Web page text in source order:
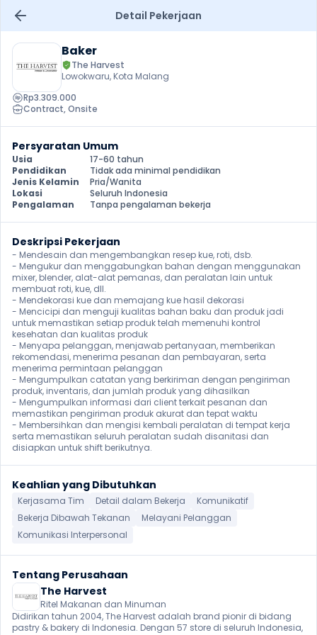
Detail Pekerjaan
Baker
The Harvest
Lowokwaru, Kota Malang
Rp3.309.000
Contract, Onsite
Persyaratan Umum
Usia
17-60 tahun
Pendidikan
Tidak ada minimal pendidikan
Jenis Kelamin
Pria/Wanita
Lokasi
Seluruh Indonesia
Pengalaman
Tanpa pengalaman bekerja
Deskripsi Pekerjaan
- Mendesain dan mengembangkan resep kue, roti, dsb.
- Mengukur dan menggabungkan bahan dengan menggunakan
mixer, blender, alat-alat pemanas, dan peralatan lain untuk
membuat roti, kue, dll.
- Mendekorasi kue dan memajang kue hasil dekorasi
- Mencicipi dan menguji kualitas bahan baku dan produk jadi
untuk memastikan setiap produk telah memenuhi kontrol
kesehatan dan kualitas produk
- Menyapa pelanggan, menjawab pertanyaan, memberikan
rekomendasi, menerima pesanan dan pembayaran, serta
menerima permintaan pelanggan
- Mengumpulkan catatan yang berkiriman dengan pengiriman
produk, inventaris, dan jumlah produk yang dihasilkan
- Mengumpulkan informasi dari client terkait pesanan dan
memastikan pengiriman produk akurat dan tepat waktu
- Membersihkan dan mengisi kembali peralatan di tempat kerja
serta memastikan seluruh peralatan sudah disanitasi dan
disiapkan untuk shift berikutnya.
Keahlian yang Dibutuhkan
Kerjasama Tim Detail dalam Bekerja
Komunikatif
Bekerja Dibawah Tekanan
Melayani Pelanggan
Komunikasi Interpersonal
Tentang Perusahaan
The Harvest
Ritel Makanan dan Minuman
Didirikan tahun 2004, The Harvest adalah brand pionir di bidang
pastry & bakery di Indonesia. Dengan 57 store di seluruh Indonesia,